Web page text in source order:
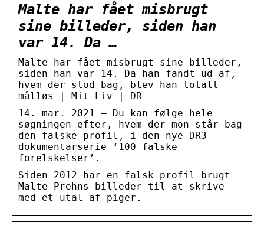
Malte har fået misbrugt
sine billeder, siden han
var 14. Da …
Malte har fået misbrugt sine billeder,
siden han var 14. Da han fandt ud af,
hvem der stod bag, blev han totalt
målløs | Mit Liv | DR
14. mar. 2021 — Du kan følge hele
søgningen efter, hvem der mon står bag
den falske profil, i den nye DR3-
dokumentarserie ‘100 falske
forelskelser’.
Siden 2012 har en falsk profil brugt
Malte Prehns billeder til at skrive
med et utal af piger.